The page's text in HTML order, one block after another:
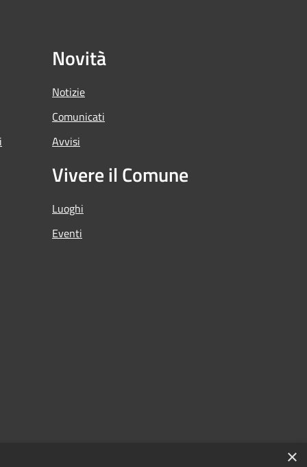
Novità
Notizie
Comunicati
Avvisi
Vivere il Comune
Luoghi
Eventi
×